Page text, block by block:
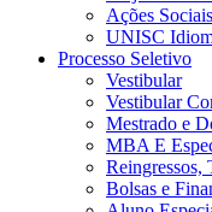
Ações Sociais
UNISC
Processo Seletivo
Vestibular
Vestibular
Mestrado e
MBA E
Reingressos,
Bolsas e